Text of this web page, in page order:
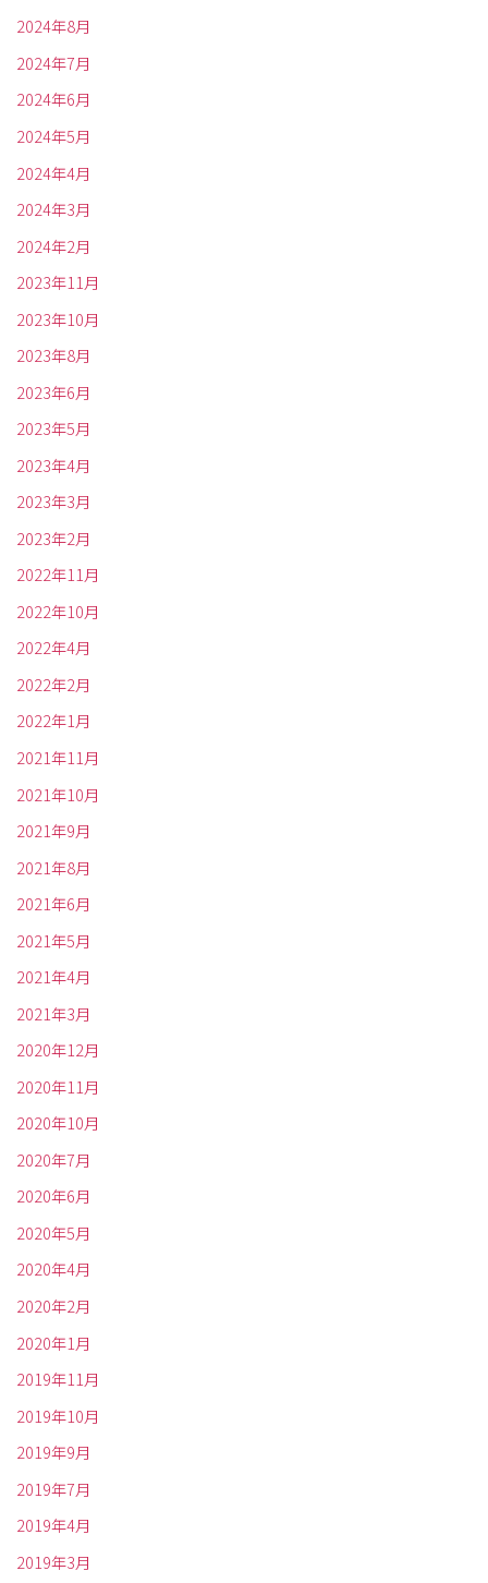
2024年8月
2024年7月
2024年6月
2024年5月
2024年4月
2024年3月
2024年2月
2023年11月
2023年10月
2023年8月
2023年6月
2023年5月
2023年4月
2023年3月
2023年2月
2022年11月
2022年10月
2022年4月
2022年2月
2022年1月
2021年11月
2021年10月
2021年9月
2021年8月
2021年6月
2021年5月
2021年4月
2021年3月
2020年12月
2020年11月
2020年10月
2020年7月
2020年6月
2020年5月
2020年4月
2020年2月
2020年1月
2019年11月
2019年10月
2019年9月
2019年7月
2019年4月
2019年3月